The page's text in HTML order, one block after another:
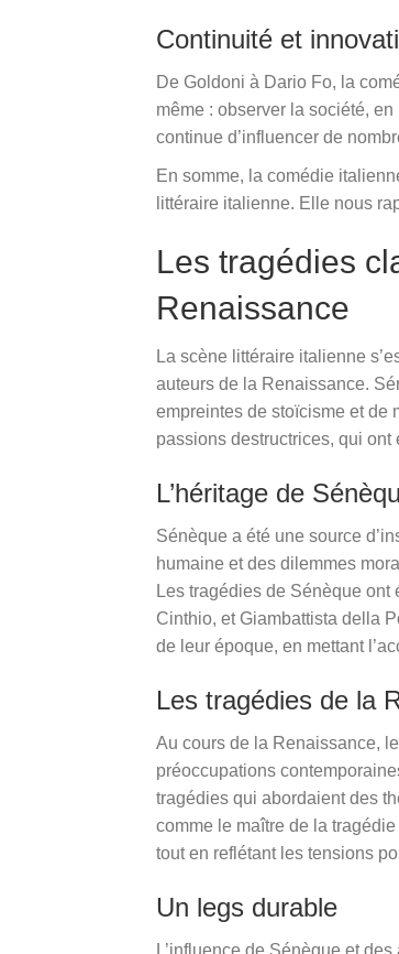
Continuité et
De Goldoni à Dario Fo, la
même : observer la société,
continue d’influencer de
En somme, la comédie
littéraire italienne. Elle nous
Les tragédies
Renaissance
La scène littéraire italienne
auteurs de la Renaissance.
empreintes de stoïcisme et de
passions destructrices, qui
L’héritage de
Sénèque a été une source
humaine et des dilemmes
Les tragédies de Sénèque
Cinthio, et Giambattista della
de leur époque, en mettant
Les tragédies de la
Au cours de la Renaissance,
préoccupations
tragédies qui abordaient des
comme le maître de la
tout en reflétant les tensions
Un legs durable
L’influence de Sénèque et